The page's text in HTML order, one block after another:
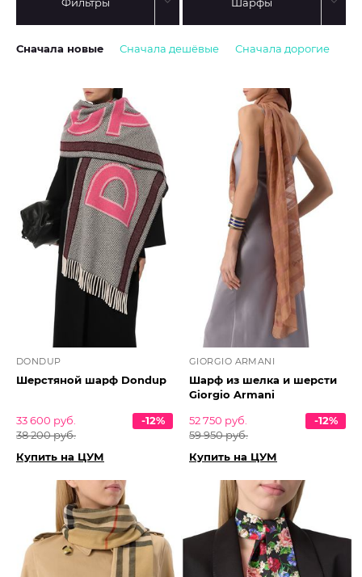
Сначала новые Сначала дешёвые Сначала дорогие
DONDUP
Шерстяной шарф Dondup
33 600 руб.
38 200 руб.
-12%
Купить на ЦУМ
GIORGIO ARMANI
Шарф из шелка и шерсти
Giorgio Armani
52 750 руб.
59 950 руб.
-12%
Купить на ЦУМ